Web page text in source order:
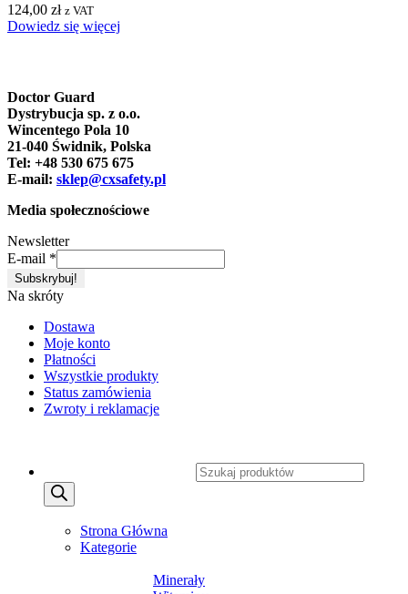
124,00 zł z VAT
Dowiedz się więcej
Doctor Guard
Dystrybucja sp. z o.o.
Wincentego Pola 10
21-040 Świdnik, Polska
Tel: +48 530 675 675
E-mail: sklep@cxsafety.pl
Media społecznościowe
Newsletter
E-mail *
Na skróty
Dostawa
Moje konto
Płatności
Wszystkie produkty
Status zamówienia
Zwroty i reklamacje
Strona Główna
Kategorie
Minerały